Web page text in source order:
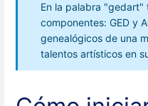
En la palabra "gedart"
componentes: GED y
genealógicos de una
talentos artísticos en